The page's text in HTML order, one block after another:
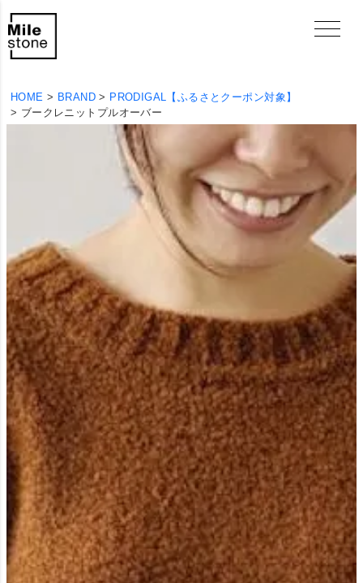
HOME BRAND
PRODIGAL【ふるさとクーポン対象】
ブークレニットプルオーバー